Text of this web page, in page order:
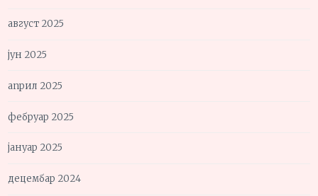
август 2025
јун 2025
април 2025
фебруар 2025
јануар 2025
децембар 2024